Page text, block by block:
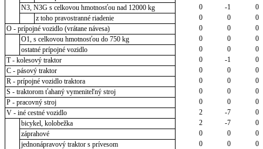
N3, N3G s celkovou hmotnosťou nad 12000 kg
0 -1
0
z toho pravostranné riadenie
0 0
0
O - prípojné vozidlo (vrátane návesa)
0 0
0
O1, s celkovou hmotnosťou do 750 kg
0 0
0
ostatné prípojné vozidlo
0 0
0
T - kolesový traktor
0 -1
0
C - pásový traktor
0 0
0
R - prípojné vozidlo traktora
0 0
0
S - traktorom ťahaný vymeniteľný stroj
0 0
0
P - pracovný stroj
0 0
0
V - iné cestné vozidlo
2 -7
0
bicykel, kolobežka
2 -7
0
záprahové
0 0
0
jednonápravový traktor s prívesom
0 0
0